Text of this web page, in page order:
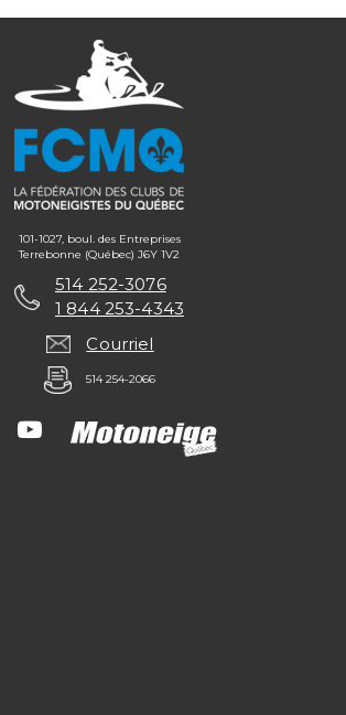
101-1027, boul. des Entreprises
Terrebonne (Québec) J6Y 1V2
514 252-3076
1 844 253-4343
Courriel
514 254-2066